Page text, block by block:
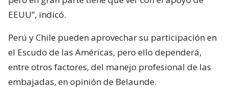
EEUU”, indicó.
Perú y Chile pueden aprovechar su participación en
el Escudo de las Américas, pero ello dependerá,
entre otros factores, del manejo profesional de las
embajadas, en opinión de Belaunde.